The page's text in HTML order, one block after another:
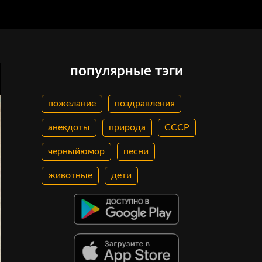
популярные тэги
пожелание поздравления
анекдоты природа СССР
черныйюмор песни
животные дети